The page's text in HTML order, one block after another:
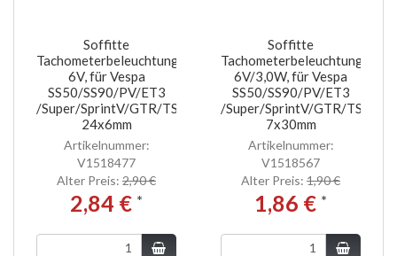
Soffitte
Tachometerbeleuchtung,
6V, für Vespa
SS50/SS90/PV/ET3
/Super/SprintV/GTR/TS/Rally,
24x6mm
Artikelnummer:
V1518477
Alter Preis: 2,90 €
2,84 € *
Soffitte
Tachometerbeleuchtung,
6V/3,0W, für Vespa
SS50/SS90/PV/ET3
/Super/SprintV/GTR/TS/
7x30mm
Artikelnummer:
V1518567
Alter Preis: 1,90 €
1,86 € *